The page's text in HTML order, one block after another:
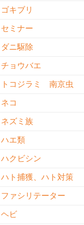
ゴキブリ
セミナー
ダニ駆除
チョウバエ
トコジラミ 南京虫
ネコ
ネズミ族
ハエ類
ハクビシン
ハト捕獲、ハト対策
ファシリテーター
ヘビ